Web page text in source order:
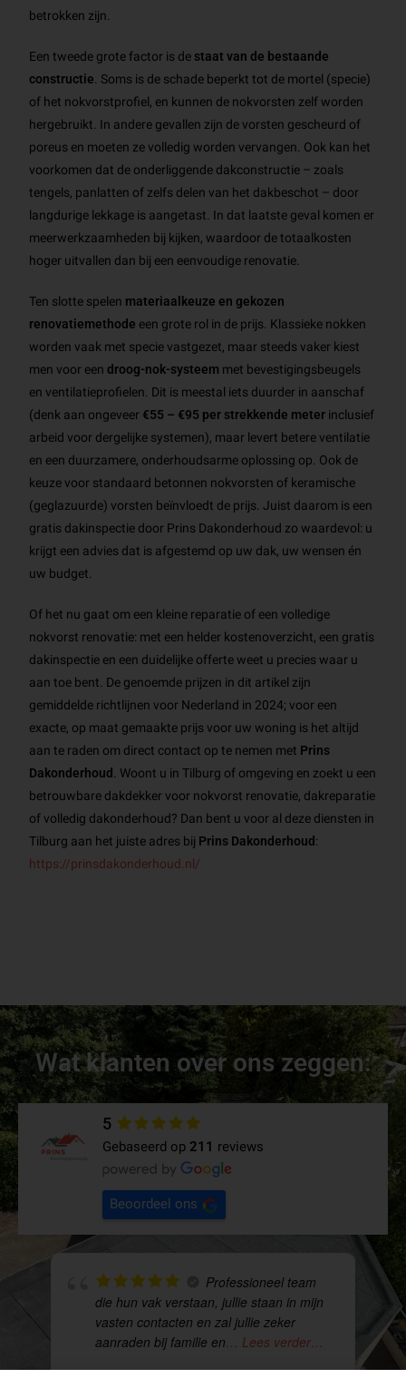
betrokken zijn.
Een tweede grote factor is de staat van de bestaande
constructie. Soms is de schade beperkt tot de mortel (specie)
of het nokvorstprofiel, en kunnen de nokvorsten zelf worden
hergebruikt. In andere gevallen zijn de vorsten gescheurd of
poreus en moeten ze volledig worden vervangen. Ook kan het
voorkomen dat de onderliggende dakconstructie – zoals
tengels, panlatten of zelfs delen van het dakbeschot – door
langdurige lekkage is aangetast. In dat laatste geval komen er
meerwerkzaamheden bij kijken, waardoor de totaalkosten
hoger uitvallen dan bij een eenvoudige renovatie.
Ten slotte spelen materiaalkeuze en gekozen
renovatiemethode een grote rol in de prijs. Klassieke nokken
worden vaak met specie vastgezet, maar steeds vaker kiest
men voor een droog-nok-systeem met bevestigingsbeugels
en ventilatieprofielen. Dit is meestal iets duurder in aanschaf
(denk aan ongeveer €55 – €95 per strekkende meter inclusief
arbeid voor dergelijke systemen), maar levert betere ventilatie
en een duurzamere, onderhoudsarme oplossing op. Ook de
keuze voor standaard betonnen nokvorsten of keramische
(geglazuurde) vorsten beïnvloedt de prijs. Juist daarom is een
gratis dakinspectie door Prins Dakonderhoud zo waardevol: u
krijgt een advies dat is afgestemd op uw dak, uw wensen én
uw budget.
Of het nu gaat om een kleine reparatie of een volledige
nokvorst renovatie: met een helder kostenoverzicht, een gratis
dakinspectie en een duidelijke offerte weet u precies waar u
aan toe bent. De genoemde prijzen in dit artikel zijn
gemiddelde richtlijnen voor Nederland in 2024; voor een
exacte, op maat gemaakte prijs voor uw woning is het altijd
aan te raden om direct contact op te nemen met Prins
Dakonderhoud . Woont u in Tilburg of omgeving en zoekt u een
betrouwbare dakdekker voor nokvorst renovatie, dakreparatie
of volledig dakonderhoud? Dan bent u voor al deze diensten in
Tilburg aan het juiste adres bij Prins Dakonderhoud :
https://prinsdakonderhoud.nl/
Wat klanten over ons zeggen:
5
Gebaseerd op 211 reviews
Beoordeel ons
Professioneel team
die hun vak verstaan, jullie staan in mijn
vasten contacten en zal jullie zeker
aanraden bij familie en… Lees verder…